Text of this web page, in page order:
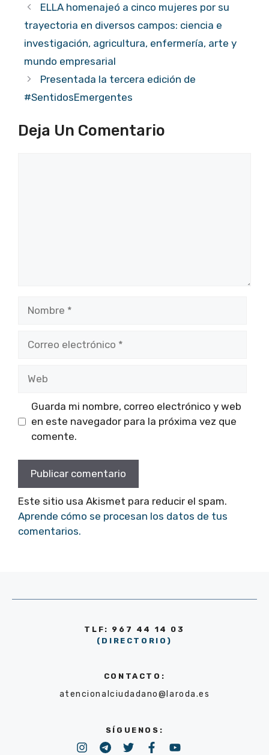
ELLA homenajeó a cinco mujeres por su
trayectoria en diversos campos: ciencia e
investigación, agricultura, enfermería, arte y
mundo empresarial
Presentada la tercera edición de
#SentidosEmergentes
Deja Un Comentario
Guarda mi nombre, correo electrónico y web
en este navegador para la próxima vez que
comente.
Este sitio usa Akismet para reducir el spam.
Aprende cómo se procesan los datos de tus
comentarios.
TLF: 967 44 14 03
(DIRECTORIO)
CONTACTO:
atencionalciudadano@laroda.es
SÍGUENOS: